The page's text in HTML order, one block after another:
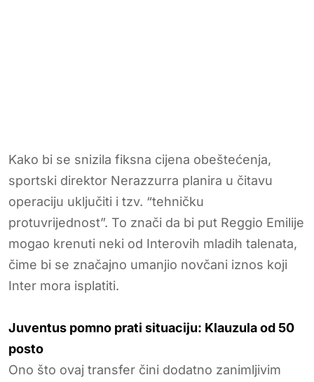
Kako bi se snizila fiksna cijena obeštećenja,
sportski direktor Nerazzurra planira u čitavu
operaciju uključiti i tzv. “tehničku
protuvrijednost”. To znači da bi put Reggio Emilije
mogao krenuti neki od Interovih mladih talenata,
čime bi se značajno umanjio novčani iznos koji
Inter mora isplatiti.
Juventus pomno prati situaciju: Klauzula od 50
posto
Ono što ovaj transfer čini dodatno zanimljivim